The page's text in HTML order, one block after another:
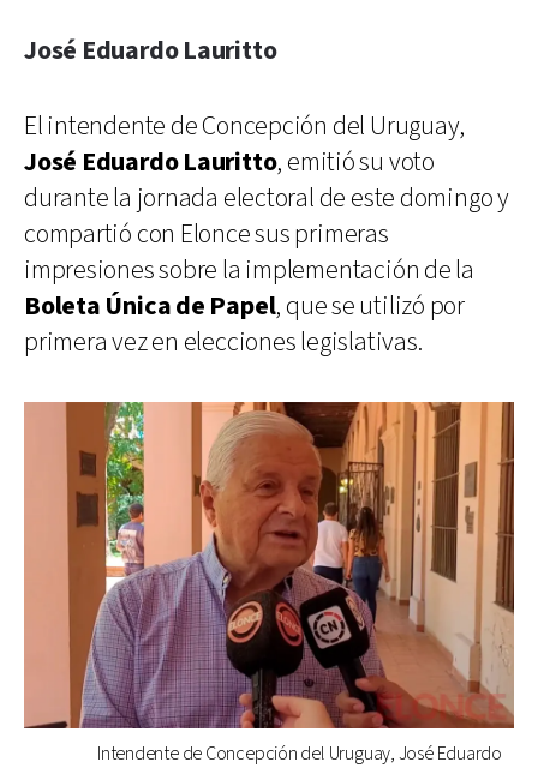
José Eduardo Lauritto
El intendente de Concepción del Uruguay,
José Eduardo Lauritto, emitió su voto
durante la jornada electoral de este domingo y
compartió con Elonce sus primeras
impresiones sobre la implementación de la
Boleta Única de Papel, que se utilizó por
primera vez en elecciones legislativas.
Intendente de Concepción del Uruguay, José Eduardo